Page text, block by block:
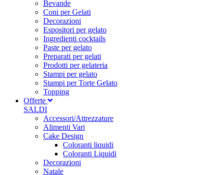
Bevande
Coni per Gelati
Decorazioni
Espositori per gelato
Ingredienti cocktails
Paste per gelato
Preparati per gelati
Prodotti per gelateria
Stampi per gelato
Stampi per Torte Gelato
Topping
Offerte
SALDI
Accessori/Attrezzature
Alimenti Vari
Cake Design
Coloranti liquidi
Coloranti Liquidi
Decorazioni
Natale